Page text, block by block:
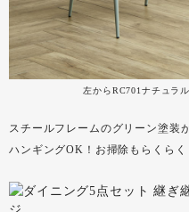
左からRC701ナチュラ
スチールフレームのグリーン塗装
ハンギングOK！お掃除もらくらく